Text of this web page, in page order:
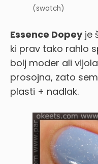
(swatch)
Essence Dopeyje
ki prav tako rahlo
bolj moder ali
prosojna, zato
plasti + nadlak.